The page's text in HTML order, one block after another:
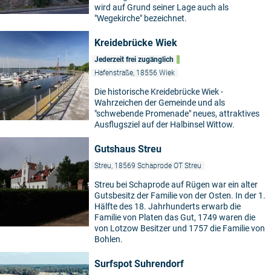
wird auf Grund seiner Lage auch als
"Wegekirche" bezeichnet.
Kreidebrücke Wiek
Jederzeit frei zugänglich
Hafenstraße, 18556 Wiek
Die historische Kreidebrücke Wiek -
Wahrzeichen der Gemeinde und als
"schwebende Promenade" neues, attraktives
Ausflugsziel auf der Halbinsel Wittow.
Gutshaus Streu
Streu, 18569 Schaprode OT Streu
Streu bei Schaprode auf Rügen war ein alter
Gutsbesitz der Familie von der Osten. In der 1.
Hälfte des 18. Jahrhunderts erwarb die
Familie von Platen das Gut, 1749 waren die
von Lotzow Besitzer und 1757 die Familie von
Bohlen.
Surfspot Suhrendorf